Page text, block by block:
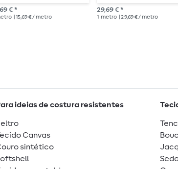
€ *
| 15,69 € / metro
Tiny Tango Knit
29,69 € *
1 metro | 29,69 € / metro
ideias de costura resistentes
Canvas
sintético
Seda